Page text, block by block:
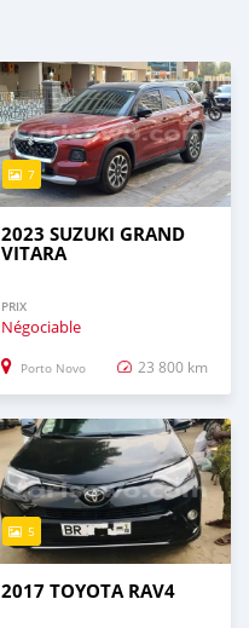
7
2023 SUZUKI GRAND
VITARA
PRIX
Négociable
Porto Novo 23 800 km
5
2017 TOYOTA RAV4